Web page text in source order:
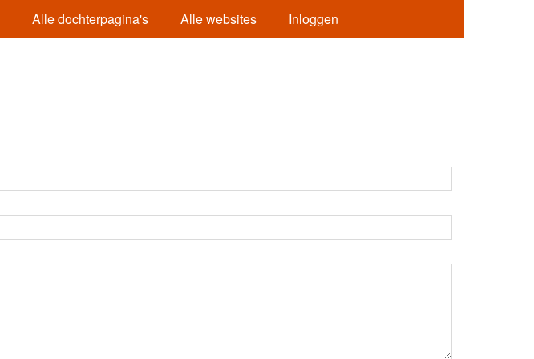
Alle dochterpagina's Alle websites Inloggen